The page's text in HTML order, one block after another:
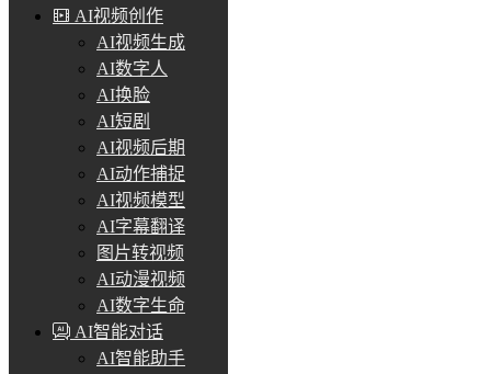
AI视频创作
AI视频生成
AI数字人
AI换脸
AI短剧
AI视频后期
AI动作捕捉
AI视频模型
AI字幕翻译
图片转视频
AI动漫视频
AI数字生命
AI智能对话
AI智能助手